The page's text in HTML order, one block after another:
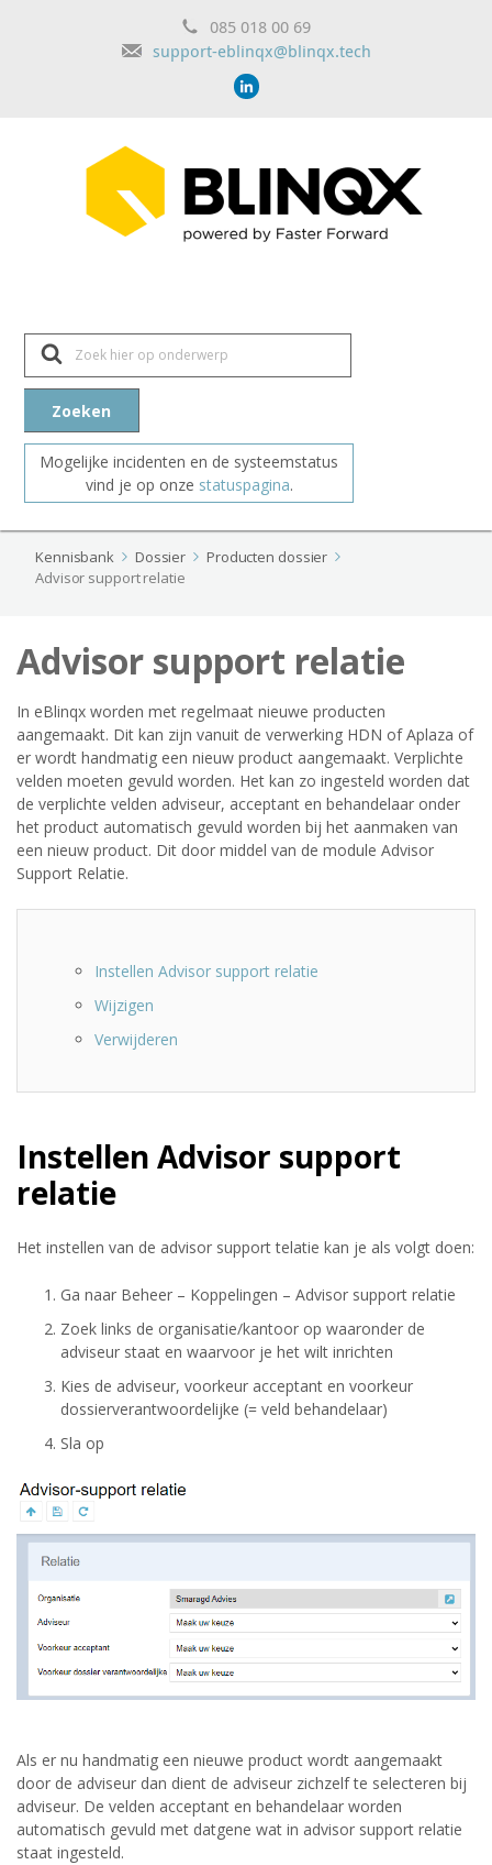
085 018 00 69
support-eblinqx@blinqx.tech
Z
e
k
a
Zoeken
Mogelijke incidenten en de systeemstatus
vind je op onze statuspagina.
Kennisbank Dossier
Producten dossier
Advisor support relatie
Advisor support relatie
In eBlinqx worden met regelmaat nieuwe producten
aangemaakt. Dit kan zijn vanuit de verwerking HDN of Aplaza of
er wordt handmatig een nieuw product aangemaakt. Verplichte
velden moeten gevuld worden. Het kan zo ingesteld worden dat
de verplichte velden adviseur, acceptant en behandelaar onder
het product automatisch gevuld worden bij het aanmaken van
een nieuw product. Dit door middel van de module Advisor
Support Relatie.
Instellen Advisor support relatie
Wijzigen
Verwijderen
Instellen Advisor support
relatie
Het instellen van de advisor support telatie kan je als volgt doen:
Ga naar Beheer – Koppelingen – Advisor support relatie
Zoek links de organisatie/kantoor op waaronder de
adviseur staat en waarvoor je het wilt inrichten
Kies de adviseur, voorkeur acceptant en voorkeur
dossierverantwoordelijke (= veld behandelaar)
Sla op
Als er nu handmatig een nieuwe product wordt aangemaakt
door de adviseur dan dient de adviseur zichzelf te selecteren bij
adviseur. De velden acceptant en behandelaar worden
automatisch gevuld met datgene wat in advisor support relatie
staat ingesteld.